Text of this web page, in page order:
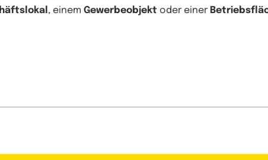
, einem Gewerbeobjekt oder einer